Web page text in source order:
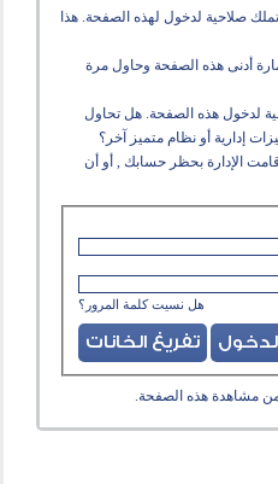
صلاحية لدخول لهذه الصفحة. هذا
أدنى هذه الصفحة وحاول مرة
لدخول هذه الصفحة. هل تحاول
إدارية أو نظام متميز آخر؟
الإدارة بحظر حسابك , أو أن
هل نسيت كلمة المرور؟
مشاهدة هذه الصفحة.